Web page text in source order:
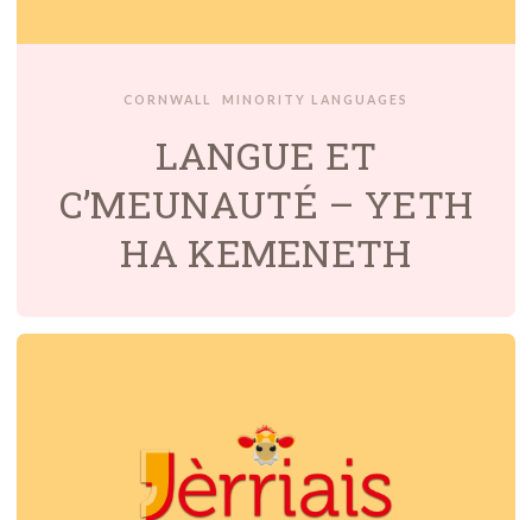
CORNWALL MINORITY LANGUAGES
LANGUE ET
C’MEUNAUTÉ – YETH
HA KEMENETH